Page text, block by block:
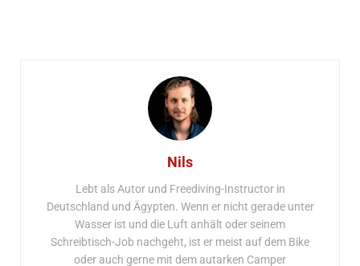
Nils
Lebt als Autor und Freediving-Instructor in
Deutschland und Ägypten. Wenn er nicht gerade unter
Wasser ist und die Luft anhält oder seinem
Schreibtisch-Job nachgeht, ist er meist auf dem Bike
oder auch gerne mit dem autarken Camper